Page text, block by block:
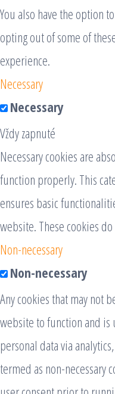
You also have the option
opting out of some of
experience.
Necessary
Necessary
Vždy zapnuté
Necessary cookies are
function properly. This
ensures basic
website. These cookies
Non-necessary
Non-necessary
Any cookies that may not
website to function and
personal data via
termed as non-necessary